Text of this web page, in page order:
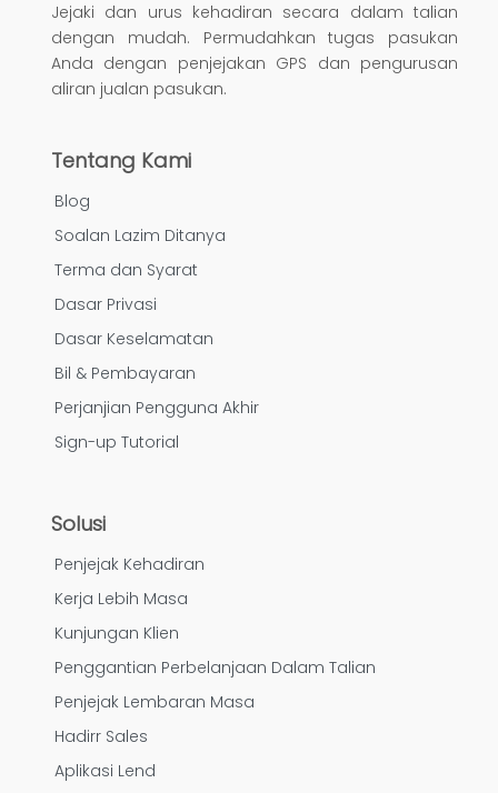
Jejaki dan urus kehadiran secara dalam talian
dengan mudah. Permudahkan tugas pasukan
Anda dengan penjejakan GPS dan pengurusan
aliran jualan pasukan.
Tentang Kami
Blog
Soalan Lazim Ditanya
Terma dan Syarat
Dasar Privasi
Dasar Keselamatan
Bil & Pembayaran
Perjanjian Pengguna Akhir
Sign-up Tutorial
Solusi
Penjejak Kehadiran
Kerja Lebih Masa
Kunjungan Klien
Penggantian Perbelanjaan Dalam Talian
Penjejak Lembaran Masa
Hadirr Sales
Aplikasi Lend